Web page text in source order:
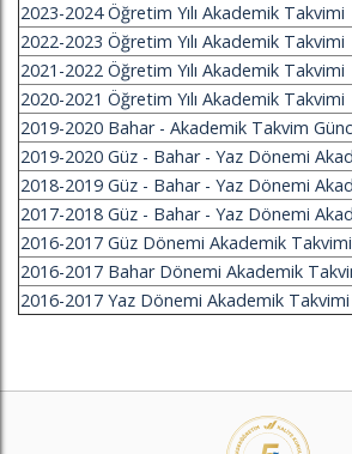
2023-2024 Öğretim Yılı Akademik Takvimi
2022-2023 Öğretim Yılı Akademik Takvimi
2021-2022 Öğretim Yılı Akademik Takvimi
2020-2021 Öğretim Yılı Akademik Takvimi
2019-2020 Bahar - Akademik Takvim
2019-2020 Güz - Bahar - Yaz Dönemi
2018-2019 Güz - Bahar - Yaz Dönemi
2017-2018 Güz - Bahar - Yaz Dönemi
2016-2017 Güz Dönemi Akademik Takvimi
2016-2017 Bahar Dönemi Akademik
2016-2017 Yaz Dönemi Akademik Takvimi